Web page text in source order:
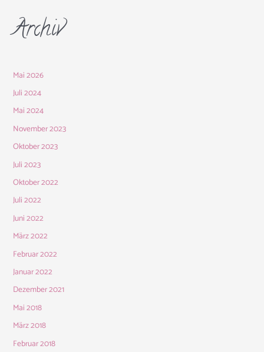
Archiv
Mai 2026
Juli 2024
Mai 2024
November 2023
Oktober 2023
Juli 2023
Oktober 2022
Juli 2022
Juni 2022
März 2022
Februar 2022
Januar 2022
Dezember 2021
Mai 2018
März 2018
Februar 2018